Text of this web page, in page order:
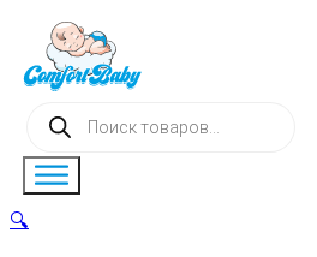
Поиск
товаров
🔍